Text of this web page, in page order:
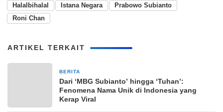
Halalbihalal Istana Negara
Prabowo Subianto
Roni Chan
ARTIKEL TERKAIT
BERITA
Dari ‘MBG Subianto’ hingga ‘Tuhan’:
Fenomena Nama Unik di Indonesia yang
Kerap Viral